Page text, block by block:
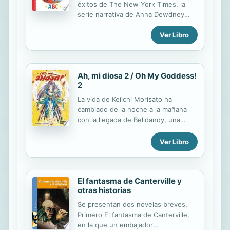
de evacuación. Una plaga mortal ha
éxitos de The New York Times, la
serie narrativa de Anna Dewdney
continúa con un nuevo libro ilustrado
de Llama Llama que nos lleva de la A
a la Z. A es por el alfabeto. B es por
por la A y terminando por la Z, vamos
a leer con Llama Llama en este
colorido abecedario ilustrado al estilo
literario clásico de Anna Dewdney.
Desde crayones y helados e incluso
besos, Llama Llama nos presenta sus
Ver Libro
Ah, mi diosa 2 / Oh My Goddess!
2
La vida de Keiichi Morisato ha
cambiado de la noche a la mañana
con la llegada de Belldandy, una
sol ni a sombra. Lo que no sabe
Keiichi es que está a punto de
Urd, la hermana mayor de
Belldandy... ¡y que los problemas no
han hecho más que empezar!
Ver Libro
El fantasma de Canterville y
otras historias
Se presentan dos novelas breves.
Primero El fantasma de Canterville,
en la que un embajador